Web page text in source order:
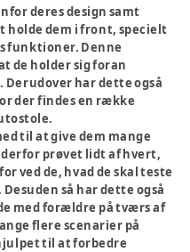
deres design samt
holde dem i front, specielt
funktioner. Denne
de holder sig foran
har dette også
der findes en række
til at give dem mange
prøvet lidt af hvert,
ved de, hvad de skal teste
så har dette også
med forældre på tværs af
flere scenarier på
til at forbedre